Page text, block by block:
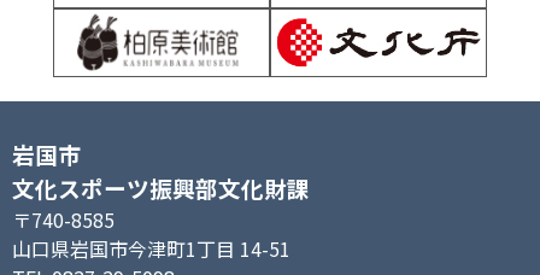
岩国市
文化スポーツ振興部文化財課
〒740-8585
山口県岩国市今津町1丁目 14-51